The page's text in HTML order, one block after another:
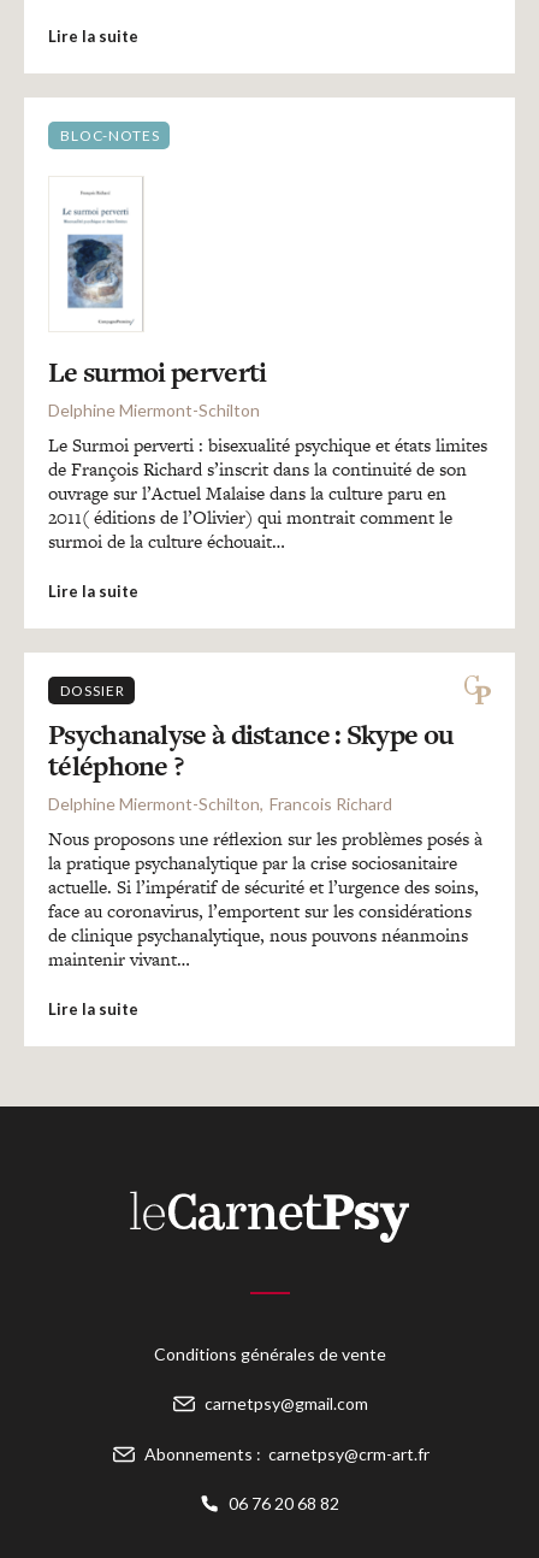
Lire la suite
BLOC-NOTES
Le surmoi perverti
Delphine Miermont-Schilton
Le Surmoi perverti : bisexualité psychique et états limites
de François Richard s’inscrit dans la continuité de son
ouvrage sur l’Actuel Malaise dans la culture paru en
2011( éditions de l’Olivier) qui montrait comment le
surmoi de la culture échouait…
Lire la suite
DOSSIER
Psychanalyse à distance : Skype ou
téléphone ?
Delphine Miermont-Schilton Francois Richard
Nous proposons une réflexion sur les problèmes posés à
la pratique psychanalytique par la crise sociosanitaire
actuelle. Si l’impératif de sécurité et l’urgence des soins,
face au coronavirus, l’emportent sur les considérations
de clinique psychanalytique, nous pouvons néanmoins
maintenir vivant…
Lire la suite
Conditions générales de vente
carnetpsy@gmail.com
Abonnements : carnetpsy@crm-art.fr
06 76 20 68 82